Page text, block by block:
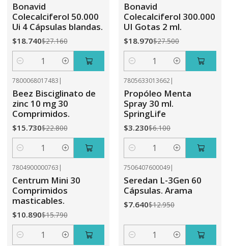
Bonavid
Colecalciferol 50.000
Ui 4 Cápsulas blandas.
$18.740$27.160
Cantidad
Bonavid
Colecalciferol 300.000
UI Gotas 2 ml.
$18.970$27.500
Cantidad
7800068017483 |
Beez Bisciglinato de
zinc 10 mg 30
Comprimidos.
$15.730$22.800
Cantidad
7805633013662|
Propóleo Menta
Spray 30 ml.
SpringLife
$3.230$6.100
Cantidad
7804900000763 |
Centrum Mini 30
Comprimidos
masticables.
$10.890$15.790
Cantidad
7506407600049|
Seredan L-3Gen 60
Cápsulas. Arama
$7.640$12.950
Cantidad